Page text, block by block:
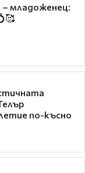
– младоженец:
по-късно